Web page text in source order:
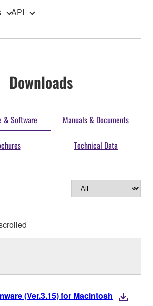
API
Downloads
& Software Manuals & Documents
Technical Data
(Ver.3.15) for Macintosh